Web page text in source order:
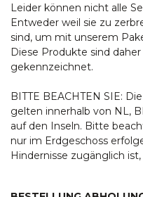
Leider können nicht alle
Entweder weil sie zu
sind, um mit unserem
Diese Produkte sind
gekennzeichnet.
BITTE BEACHTEN SIE:
gelten innerhalb von NL,
auf den Inseln. Bitte
nur im Erdgeschoss
Hindernisse zugänglich